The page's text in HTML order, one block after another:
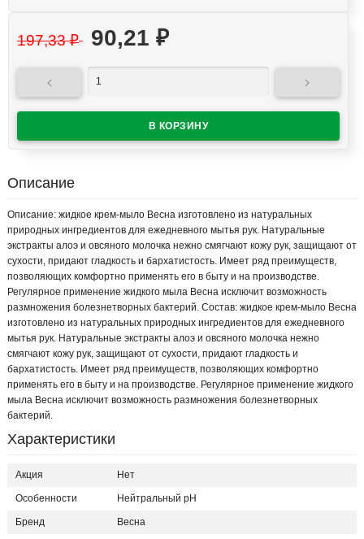
197,33₽ 90,21 ₽
 
Описание
Описание: жидкое крем-мыло Весна изготовлено из натуральных
природных ингредиентов для ежедневного мытья рук. Натуральные
экстракты алоэ и овсяного молочка нежно смягчают кожу рук, защищают от
сухости, придают гладкость и бархатистость. Имеет ряд преимуществ,
позволяющих комфортно применять его в быту и на производстве.
Регулярное применение жидкого мыла Весна исключит возможность
размножения болезнетворных бактерий. Состав: жидкое крем-мыло Весна
изготовлено из натуральных природных ингредиентов для ежедневного
мытья рук. Натуральные экстракты алоэ и овсяного молочка нежно
смягчают кожу рук, защищают от сухости, придают гладкость и
бархатистость. Имеет ряд преимуществ, позволяющих комфортно
применять его в быту и на производстве. Регулярное применение жидкого
мыла Весна исключит возможность размножения болезнетворных
бактерий.
Характеристики
Акция Нет
Особенности Нейтральный рН
Бренд Весна